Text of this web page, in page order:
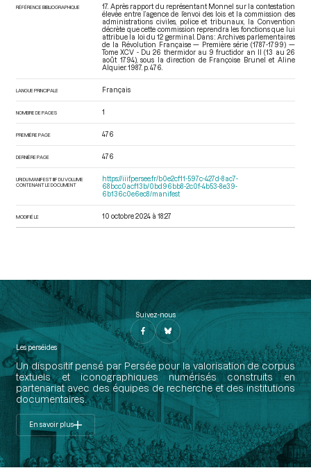
RÉFÉRENCE BIBLIOGRAPHIQUE
17. Après rapport du représentant Monnel sur la contestation
élevée entre l’agence de l’envoi des lois et la commission des
administrations civiles, police et tribunaux, la Convention
décrète que cette commission reprendra les fonctions que lui
attribue la loi du 12 germinal. Dans : Archives parlementaires
de la Révolution Française — Première série (1787-1799) —
Tome XCV - Du 26 thermidor au 9 fructidor an II (13 au 26
août 1794), sous la direction de Françoise Brunel et Aline
Alquier. 1987. p. 476.
LANGUE PRINCIPALE Français
NOMBRE DE PAGES 1
PREMIÈRE PAGE 476
DERNIÈRE PAGE 476
URI DU MANIFEST IIIF DU VOLUME
CONTENANT LE DOCUMENT
https://iiif.persee.fr/b0e2cf11-597c-427d-8ac7-
68bcc0acf13b/0bd96bb8-2c0f-4b53-8e39-
6b136c0e6ec8/manifest
MODIFIÉ LE 10 octobre 2024 à 18:27
Suivez-nous
Les perséides
Un dispositif pensé par Persée pour la valorisation de corpus
textuels et iconographiques numérisés construits en
partenariat avec des équipes de recherche et des institutions
documentaires.
En savoir plus